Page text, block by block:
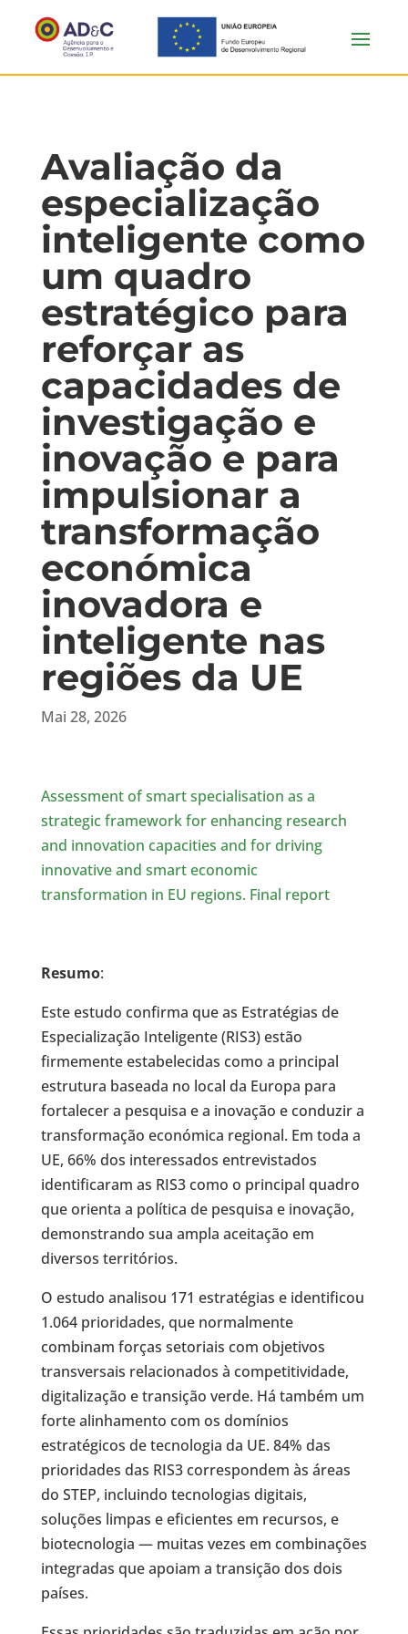
Avaliação da
especialização
inteligente como
um quadro
estratégico para
reforçar as
capacidades de
investigação e
inovação e para
impulsionar a
transformação
económica
inovadora e
inteligente nas
regiões da UE
Mai 28, 2026
Assessment of smart specialisation as a
strategic framework for enhancing research
and innovation capacities and for driving
innovative and smart economic
transformation in EU regions. Final report
Resumo:
Este estudo confirma que as Estratégias de
Especialização Inteligente (RIS3) estão
firmemente estabelecidas como a principal
estrutura baseada no local da Europa para
fortalecer a pesquisa e a inovação e conduzir a
transformação económica regional. Em toda a
UE, 66% dos interessados entrevistados
identificaram as RIS3 como o principal quadro
que orienta a política de pesquisa e inovação,
demonstrando sua ampla aceitação em
diversos territórios.
O estudo analisou 171 estratégias e identificou
1.064 prioridades, que normalmente
combinam forças setoriais com objetivos
transversais relacionados à competitividade,
digitalização e transição verde. Há também um
forte alinhamento com os domínios
estratégicos de tecnologia da UE. 84% das
prioridades das RIS3 correspondem às áreas
do STEP, incluindo tecnologias digitais,
soluções limpas e eficientes em recursos, e
biotecnologia — muitas vezes em combinações
integradas que apoiam a transição dos dois
países.